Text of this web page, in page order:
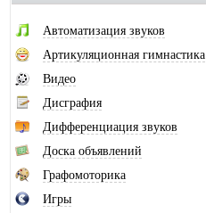
Головина А.И. г. Минусинск
Горлова О.В. г. Шимановск
Горохова И.А. г. Москва
Горячева О.В. г. Тимашевск
Губайдуллина Н.Р. г. Тольятти
Десюкова Н.В. г. Томск
Дидковская И.В. г. Дегтярск
Дольникова А.А. г. Смоленск
Автоматизация звуков
Артикуляционная гимнастика
Видео
Дисграфия
Дифференциация звуков
Доска объявлений
Графомоторика
Игры